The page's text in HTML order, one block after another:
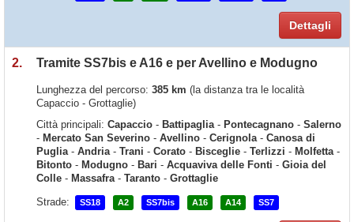
Dettagli
2. Tramite SS7bis e A16 e per Avellino e Modugno
Lunghezza del percorso: 385 km (la distanza tra le località
Capaccio - Grottaglie)
Città principali: Capaccio - Battipaglia- Pontecagnano - Salerno
- Mercato San Severino - Avellino - Cerignola- Canosa di
Puglia- Andria- Trani - Corato - Bisceglie - Terlizzi - Molfetta-
Bitonto - Modugno - Bari - Acquaviva delle Fonti - Gioia del
Colle - Massafra- Taranto - Grottaglie
Strade:
SS18 A2 SS7bis A16 A14 SS7